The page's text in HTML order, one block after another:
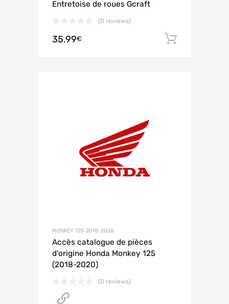
Entretoise de roues Gcraft
(0 reviews)
35.99€
MONKEY 125 2018-2026
Accès catalogue de pièces
d’origine Honda Monkey 125
(2018-2020)
(0 reviews)